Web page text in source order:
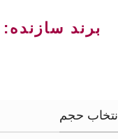
برند سازنده:
انتخاب حجم